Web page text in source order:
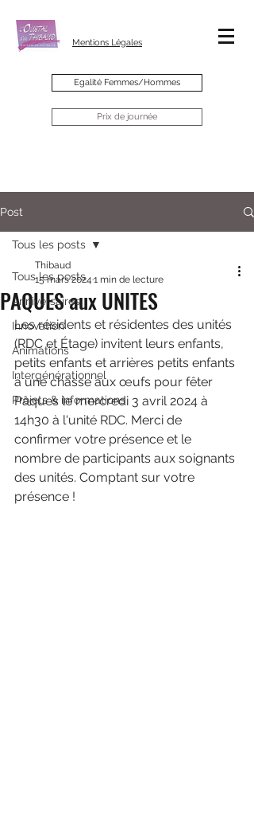
Mentions Légales
Egalité Femmes/Hommes
Prix de journée
Post
Tous les posts
Anniversaires
Innovation
Animations
Intergénérationnel
Projets & informations
Tous les posts
PAQUES aux UNITES
Thibaud
15 mars 2024 1 min de lecture
Les résidents et résidentes des unités
(RDC et Étage) invitent leurs enfants,
petits enfants et arrières petits enfants
à une chasse aux œufs pour fêter
Pâques le mercredi 3 avril 2024 à
14h30 à l'unité RDC. Merci de
confirmer votre présence et le
nombre de participants aux soignants
des unités. Comptant sur votre
présence !